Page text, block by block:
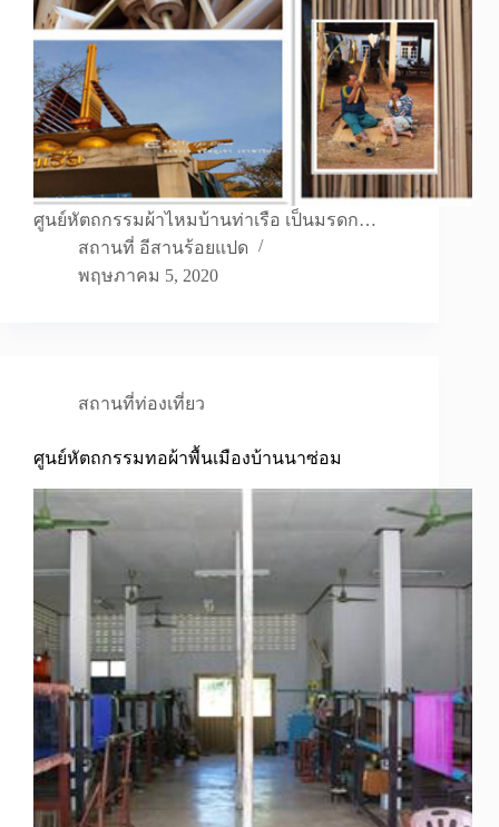
ศูนย์หัตถกรรมผ้าไหมบ้านท่าเรือ เป็นมรดก…
สถานที่ อีสานร้อยแปด
พฤษภาคม 5, 2020
สถานที่ท่องเที่ยว
ศูนย์หัตถกรรมทอผ้าพื้นเมืองบ้านนาซ่อม